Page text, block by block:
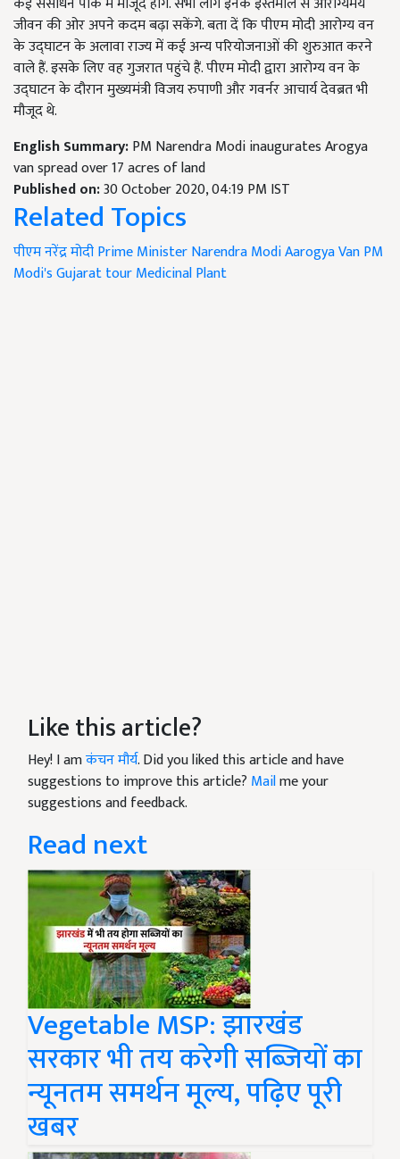
जीवन की ओर अपने कदम बढ़ा सकेंगे. बता दें कि पीएम मोदी आरोग्य वन
के उद्घाटन के अलावा राज्य में कई अन्य परियोजनाओं की शुरुआत करने
वाले हैं. इसके लिए वह गुजरात पहुंचे हैं. पीएम मोदी द्वारा आरोग्य वन के
उद्घाटन के दौरान मुख्यमंत्री विजय रुपाणी और गवर्नर आचार्य देवब्रत भी
मौजूद थे.
English Summary:PM Narendra Modi inaugurates Arogya
van spread over 17 acres of land
Published on:30 October 2020, 04:19 PM IST
Related Topics
पीएम नरेंद्र मोदीPrime Minister Narendra ModiAarogya VanPM
Modi's Gujarat tourMedicinal Plant
Like this article?
Hey! I amकंचन मौर्य. Did you liked this article and have
suggestions to improve this article? Mailme your
suggestions and feedback.
Read next
Vegetable MSP: झारखंड
सरकार भी तय करेगी सब्जियों का
न्यूनतम समर्थन मूल्य, पढ़िए पूरी
खबर